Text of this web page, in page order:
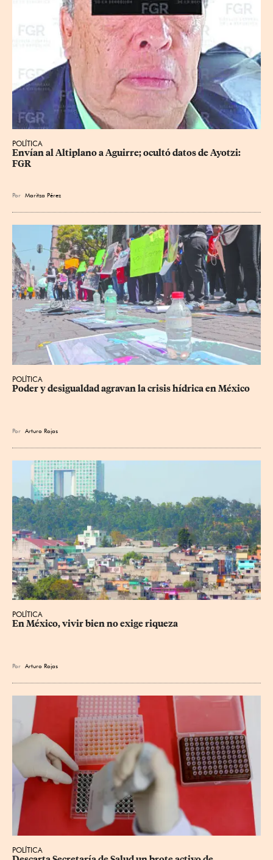
POLÍTICA
Envían al Altiplano a Aguirre; ocultó datos de Ayotzi:
FGR
Por Maritza Pérez
POLÍTICA
Poder y desigualdad agravan la crisis hídrica en México
Por Arturo Rojas
POLÍTICA
En México, vivir bien no exige riqueza
Por Arturo Rojas
POLÍTICA